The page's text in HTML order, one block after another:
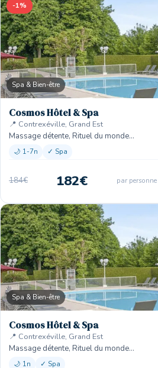
-1%
Spa & Bien-être
Cosmos Hôtel & Spa
📍 Contrexéville, Grand Est
Massage détente, Rituel du monde…
🌙 1-7n ✓ Spa
184€ 182€ par personne
Spa & Bien-être
Cosmos Hôtel & Spa
📍 Contrexéville, Grand Est
Massage détente, Rituel du monde…
🌙 1n ✓ Spa